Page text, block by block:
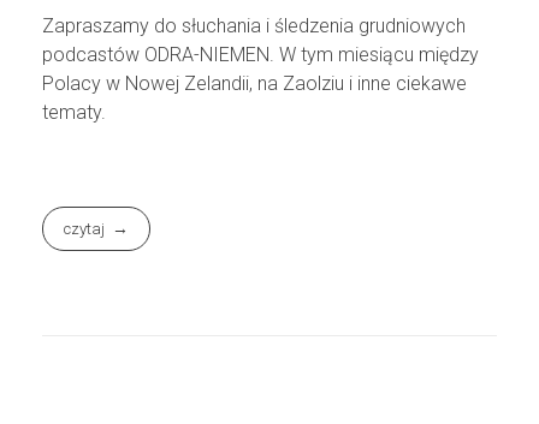
Zapraszamy do słuchania i śledzenia grudniowych
podcastów ODRA-NIEMEN. W tym miesiącu między
Polacy w Nowej Zelandii, na Zaolziu i inne ciekawe
tematy.
czytaj